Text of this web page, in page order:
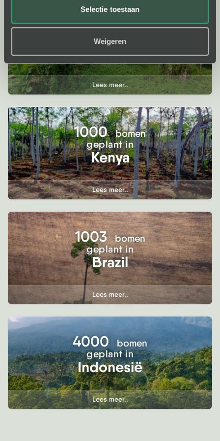
Selectie toestaan
Weigeren
1010 bomen
geplant in
Indonesië
Lees meer..
1000 bomen
geplant in
Kenya
Lees meer..
1003 bomen
geplant in
Brazil
Lees meer..
4000 bomen
geplant in
Indonesië
Lees meer..